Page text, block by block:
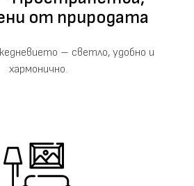
от природата
– светло, удобно и
хармонично.